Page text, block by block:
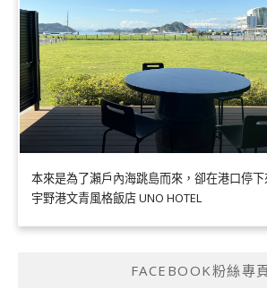
本來是為了瀨戶內海跳島而來，卻在港口停
宇野港文青風格飯店 UNO HOTEL
FACEBOOK粉絲專